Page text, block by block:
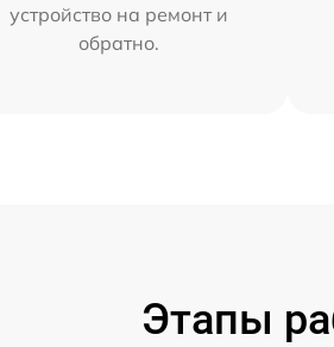
устройство на ремонт и
обратно.
Этапы